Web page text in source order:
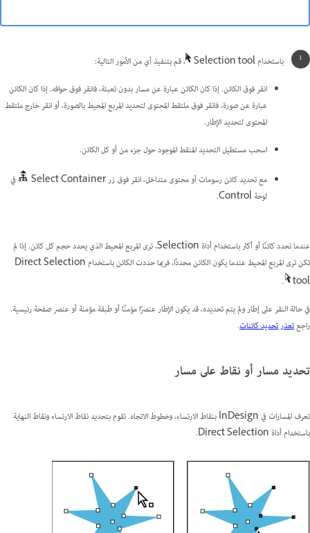
باستخدام Selection tool
، قم بتنفيذ أي من الأمور التالية:
انقر فوق الكائن. إذا كان الكائن عبارة عن مسار بدون تعبئة، فانقر فوق حوافه. إذا كان الكائن
عبارة عن صورة، فانقر فوق ملتقط المحتوى لتحديد المربع المحيط بالصورة، أو انقر خارج ملتقط
المحتوى لتحديد الإطار.
اسحب مستطيل التحديد المنقط الموجود حول جزء من أو كل الكائن.
مع تحديد كائن رسومات أو محتوى متداخل، انقر فوق زر Select Container
في
لوحة Control.
عندما تحدد كائنًا أو أكثر باستخدام أداة Selection، ترى المربع المحيط الذي يحدد حجم كل كائن. إذا لم
تكن ترى المربع المحيط عندما يكون الكائن محددًا، فربما حددت الكائن باستخدام Direct Selection
tool
.
في حالة النقر على إطار ولم يتم تحديده، قد يكون الإطار عنصرًا مؤمنًا أو طبقة مؤمنة أو عنصر صفحة رئيسية.
راجعتعذر تحديد كائنات.
تحديد مسار أو نقاط على مسار
تعرف المسارات في InDesign بنقاط الارتساء، وخطوط الاتجاه. تقوم بتحديد نقاط الارتساء ونقاط النهاية
باستخدام أداة Direct Selection.